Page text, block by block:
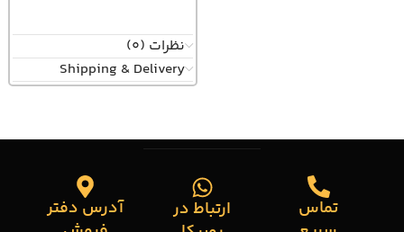
نظرات (0)
Shipping & Delivery
تماس
ارتباط در
آدرس دفتر